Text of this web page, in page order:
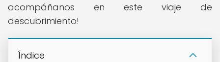
acompáñanos en este viaje de
descubrimiento!
Índice